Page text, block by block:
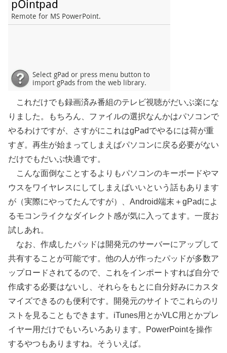
これだけでも録画済み番組のテレビ視聴がだいぶ楽にな
りました。もちろん、ファイルの選択なんかはパソコンで
やるわけですが、さすがにこれはgPadでやるには荷が重
すぎ。再生が始まってしまえばパソコンに戻る必要がない
だけでもだいぶ快適です。
こんな面倒なことするよりもパソコンのキーボードやマ
ウスをワイヤレスにしてしまえばいいという話もあります
が（実際にやってたんですが）、Android端末＋gPadによ
るモコンライクなダイレクト感が気に入ってます。一度お
試しあれ。
なお、作成したパッドは開発元のサーバーにアップして
共有することが可能です。他の人が作ったパッドが多数ア
ップロードされてるので、これをインポートすれば自分で
作成する必要はないし、それらをもとに自分好みにカスタ
マイズできるのも便利です。開発元のサイトでこれらのリ
ストを見ることもできます。iTunes用とかVLC用とかプレ
イヤー用だけでもいろいろあります。PowerPointを操作
するやつもありますね。そういえば。